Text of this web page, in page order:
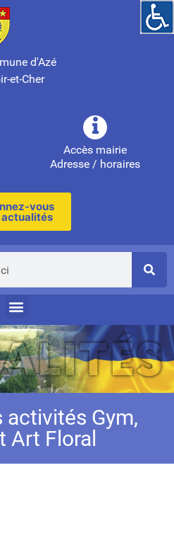
d'Azé
et-Cher
Accès mairie
Adresse / horaires
vous
actualités
activités Gym,
Art Floral